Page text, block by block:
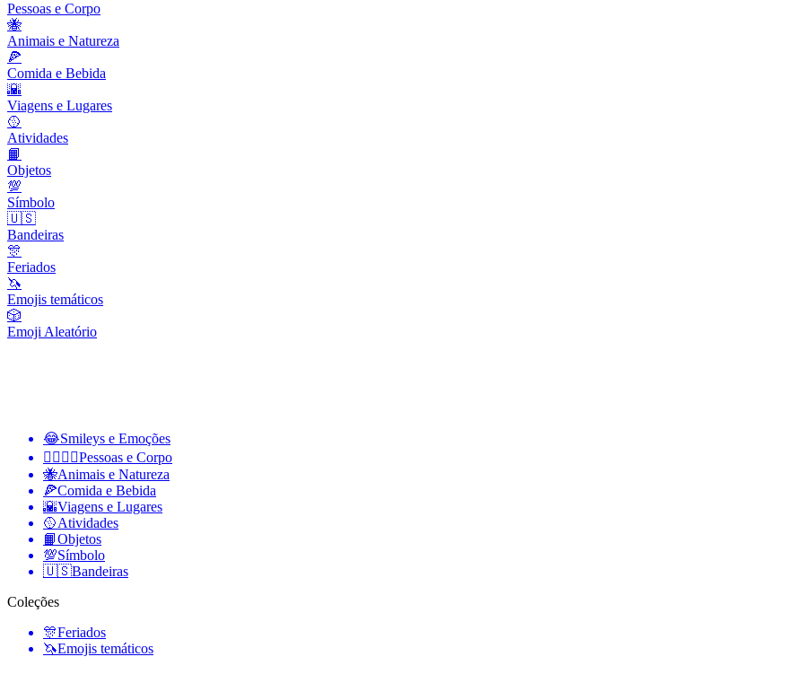
Pessoas e Corpo
🐝
Animais e Natureza
🍕
Comida e Bebida
🌇
Viagens e Lugares
🥎
Atividades
📙
Objetos
💯
Símbolo
🇺🇸
Bandeiras
🎊
Feriados
🦄
Emojis temáticos
🎲
Emoji Aleatório
😂Smileys e Emoções
👩‍❤️‍💋‍👨Pessoas e Corpo
🐝Animais e Natureza
🍕Comida e Bebida
🌇Viagens e Lugares
🥎Atividades
📙Objetos
💯Símbolo
🇺🇸Bandeiras
Coleções
🎊Feriados
🦄Emojis temáticos